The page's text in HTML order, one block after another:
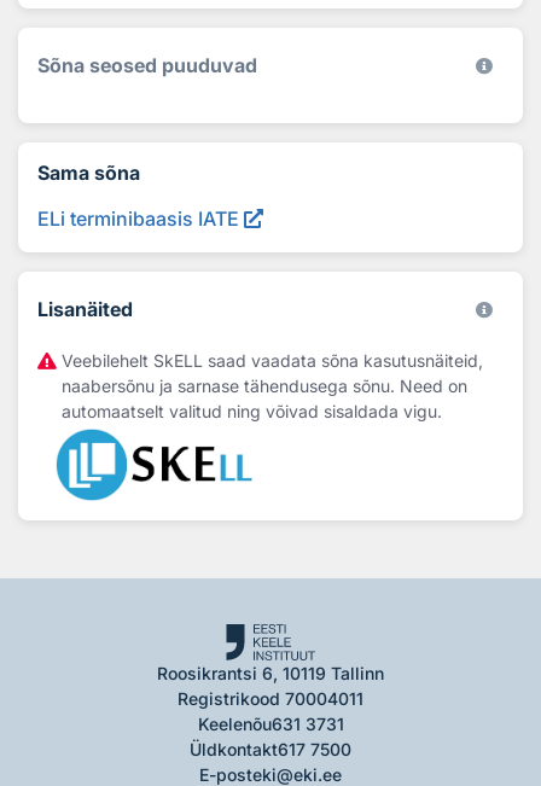
Sõna seosed puuduvad
Sama sõna
ELi terminibaasis IATE
Lisanäited
Veebilehelt SkELL saad vaadata sõna kasutusnäiteid,
naabersõnu ja sarnase tähendusega sõnu. Need on
automaatselt valitud ning võivad sisaldada vigu.
Roosikrantsi 6, 10119 Tallinn
Registrikood 70004011
Keelenõu631 3731
Üldkontakt617 7500
E-posteki@eki.ee